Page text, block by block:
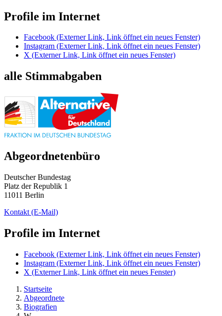
Profile im Internet
Facebook (Externer Link, Link öffnet ein neues Fenster)
Instagram (Externer Link, Link öffnet ein neues Fenster)
X (Externer Link, Link öffnet ein neues Fenster)
alle Stimmabgaben
Abgeordnetenbüro
Deutscher Bundestag
Platz der Republik 1
11011 Berlin
Kontakt (E-Mail)
Profile im Internet
Facebook (Externer Link, Link öffnet ein neues Fenster)
Instagram (Externer Link, Link öffnet ein neues Fenster)
X (Externer Link, Link öffnet ein neues Fenster)
Startseite
Abgeordnete
Biografien